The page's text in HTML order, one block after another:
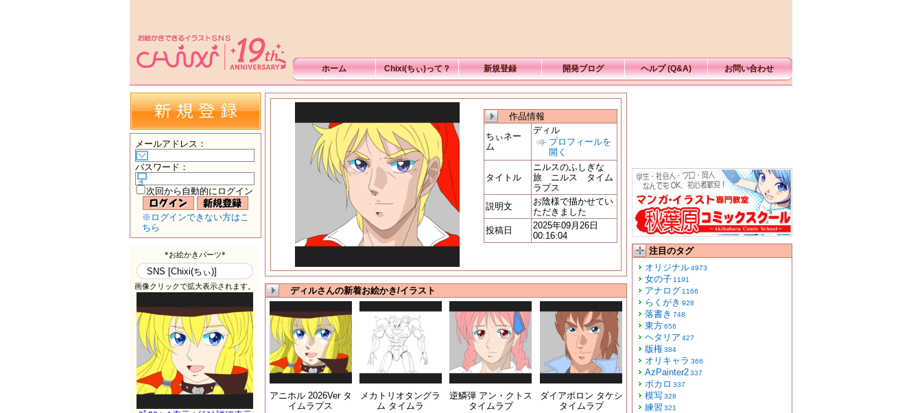
ホーム Chixi(ちぃ)って？ 新規登録 開発ブログ ヘルプ (Q&A) お問い合わせ
メールアドレス ：
パスワード ：
次回から自動的にログイン
※ログインできない方はこ
ちら
作品情報
ちぃネー
ム
ディル
プロフィールを
開く
タイトル
ニルスのふしぎな
旅 ニルス タイム
ラプス
説明文
お陰様で描かせてい
ただきました
投稿日
2025年09月26日
00:16:04
ディルさんの新着お絵かき/イラスト
アニホル 2026Ver タ
イムラプス
メカトリオタングラ
ム タイムラ
逆鱗弾 アン・クトス
タイムラプ
ダイアポロン タケシ
タイムラプ
注目のタグ
オリジナル4973
女の子 1191
アナログ 1166
らくがき 928
落書き 748
東方656
ヘタリア 427
版権384
オリキャラ 366
AzPainter2337
ボカロ 337
模写328
練習 321